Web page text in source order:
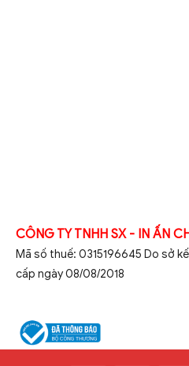
CÔNG TY TNHH SX - IN ẤN
Mã số thuế: 0315196645 Do sở
cấp ngày 08/08/2018